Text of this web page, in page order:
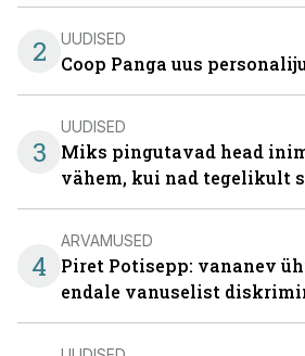
2 UUDISED
Coop Panga uus
3
UUDISED
Miks pingutavad head
vähem, kui nad tegelikult
4
ARVAMUSED
Piret Potisepp: vananev
endale vanuselist